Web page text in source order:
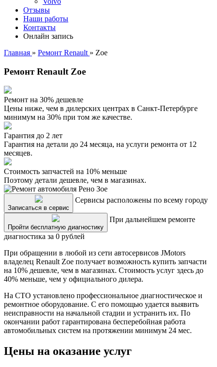
Отзывы
Наши работы
Контакты
Онлайн запись
Главная » Ремонт Renault » Zoe
Ремонт Renault Zoe
Ремонт на 30% дешевле
Цены ниже, чем в дилерских центрах в Санкт-Петербурге
минимум на 30% при том же качестве.
Гарантия до 2 лет
Гарантия на детали до 24 месяца, на услуги ремонта от 12
месяцев.
Стоимость запчастей на 10% меньше
Поэтому детали дешевле, чем в магазинах.
Записаться в сервис
Сервисы расположены по всему городу
Пройти бесплатную диагностику
При дальнейшем ремонте
диагностика за 0 рублей
При обращении в любой из сети автосервисов JMotors
владелец Renault Zoe получает возможность купить запчасти
на 10% дешевле, чем в магазинах. Стоимость услуг здесь до
40% меньше, чем у официального дилера.
На СТО установлено профессиональное диагностическое и
ремонтное оборудование. С его помощью удается выявить
неисправности на начальной стадии и устранить их. По
окончании работ гарантирована бесперебойная работа
автомобильных систем на протяжении минимум 24 мес.
Цены на оказание услуг